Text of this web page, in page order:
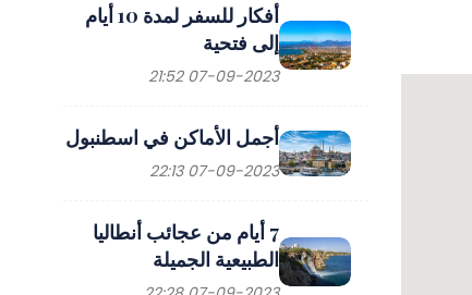
أفكار للسفر لمدة 10 أيام
إلى فتحية
07-09-2023 21:52
أجمل الأماكن في اسطنبول
07-09-2023 22:13
7 أيام من عجائب أنطاليا
الطبيعية الجميلة